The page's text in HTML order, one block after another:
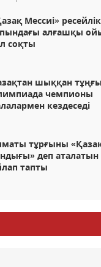
Мессиі»
алғашқы
соқты
шыққан
чемпионы
кездеседі
тұрғыны
деп
тапты